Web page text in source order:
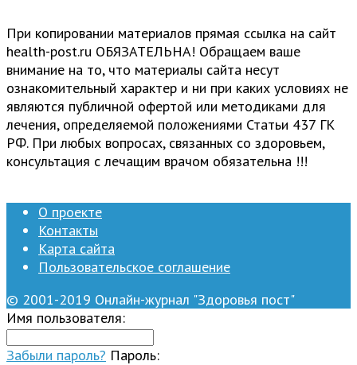
При копировании материалов прямая ссылка на сайт
health-post.ru ОБЯЗАТЕЛЬНА! Обращаем ваше
внимание на то, что материалы сайта несут
ознакомительный характер и ни при каких условиях не
являются публичной офертой или методиками для
лечения, определяемой положениями Статьи 437 ГК
РФ. При любых вопросах, связанных со здоровьем,
консультация с лечащим врачом обязательна !!!
О проекте
Контакты
Карта сайта
Пользовательское соглашение
© 2001-2019 Онлайн-журнал "Здоровья пост"
Имя пользователя:
Забыли пароль? Пароль: